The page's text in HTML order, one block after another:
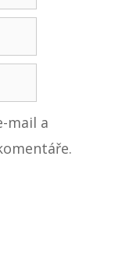
mail a